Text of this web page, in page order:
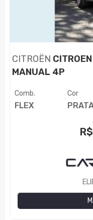
CITROËN
MANUAL 4P
Comb.
FLEX
Cor
R$